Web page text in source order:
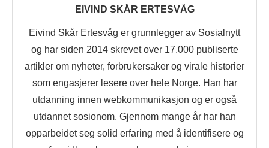
EIVIND SKÅR ERTESVÅG
Eivind Skår Ertesvåg er grunnlegger av Sosialnytt
og har siden 2014 skrevet over 17.000 publiserte
artikler om nyheter, forbrukersaker og virale historier
som engasjerer lesere over hele Norge. Han har
utdanning innen webkommunikasjon og er også
utdannet sosionom. Gjennom mange år har han
opparbeidet seg solid erfaring med å identifisere og